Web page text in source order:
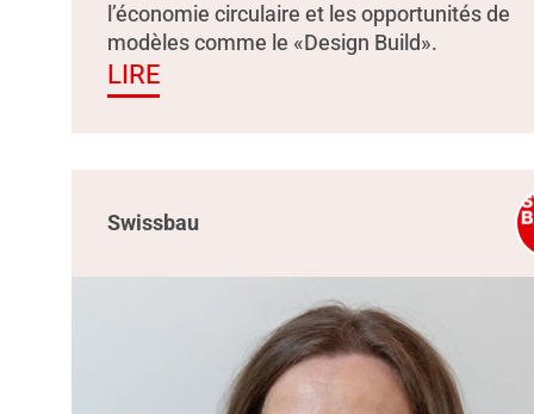
l’économie circulaire et les opportunités de
modèles comme le «Design Build».
LIRE
Swissbau